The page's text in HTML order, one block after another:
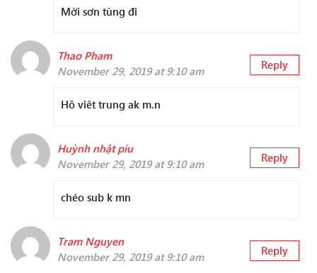
Mời sơn tùng đi
Thao Pham
November 29, 2019 at 9:10 am
Reply
Hô viêt trung ak m.n
Huỳnh nhật piu
November 29, 2019 at 9:10 am
Reply
chéo sub k mn
Tram Nguyen
November 29, 2019 at 9:10 am
Reply